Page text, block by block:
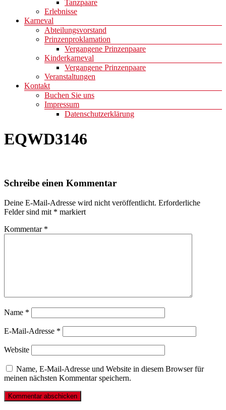
Tanzpaare
Erlebnisse
Karneval
Abteilungsvorstand
Prinzenproklamation
Vergangene Prinzenpaare
Kinderkarneval
Vergangene Prinzenpaare
Veranstaltungen
Kontakt
Buchen Sie uns
Impressum
Datenschutzerklärung
EQWD3146
Schreibe einen Kommentar
Deine E-Mail-Adresse wird nicht veröffentlicht. Erforderliche
Felder sind mit * markiert
Kommentar *
Name *
E-Mail-Adresse *
Website
Name, E-Mail-Adresse und Website in diesem Browser für
meinen nächsten Kommentar speichern.